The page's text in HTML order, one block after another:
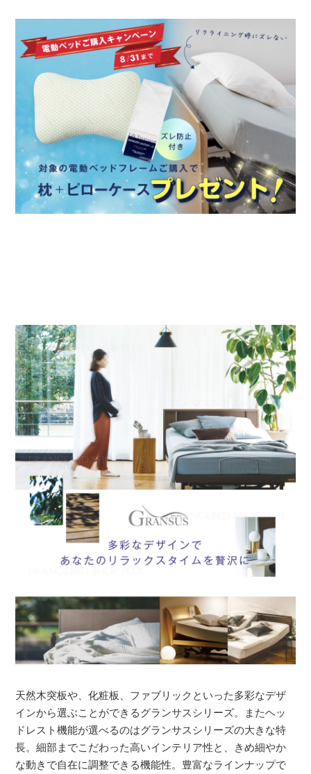
天然木突板や、化粧板、ファブリックといった多彩なデザ
インから選ぶことができるグランサスシリーズ。またヘッ
ドレスト機能が選べるのはグランサスシリーズの大きな特
長。細部までこだわった高いインテリア性と、きめ細やか
な動きで自在に調整できる機能性。豊富なラインナップで